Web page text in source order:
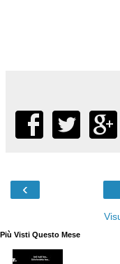
‹
Più Visti Questo Mese